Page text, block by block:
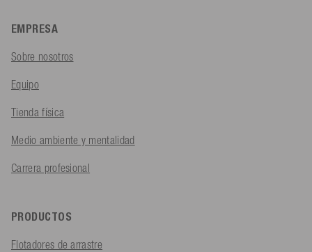
EMPRESA
Sobre nosotros
Equipo
Tienda física
Medio ambiente y mentalidad
Carrera profesional
PRODUCTOS
Flotadores de arrastre